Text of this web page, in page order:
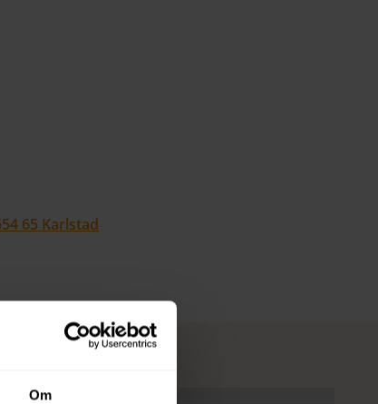
Om
Banner
65 Karlstad